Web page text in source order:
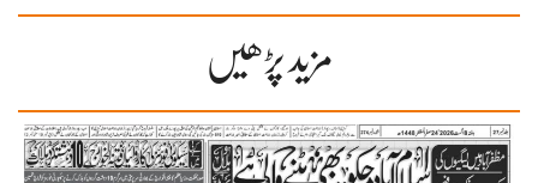
مزید پڑھیں